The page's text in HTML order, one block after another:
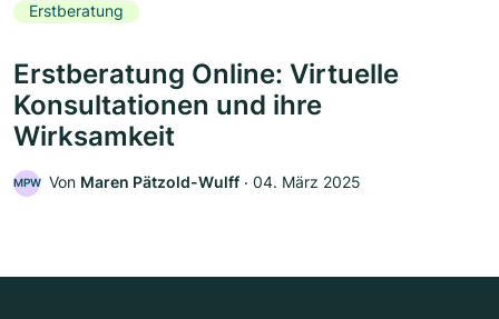
Erstberatung
Erstberatung Online: Virtuelle
Konsultationen und ihre
Wirksamkeit
MPW Von Maren Pätzold-Wulff ‧ 04. März 2025